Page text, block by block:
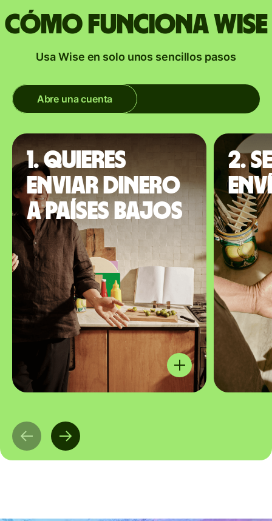
Cómo funciona Wise
Usa Wise en solo unos sencillos pasos
Abre una cuenta
1. Quieres
enviar dinero
a Países Bajos
2.